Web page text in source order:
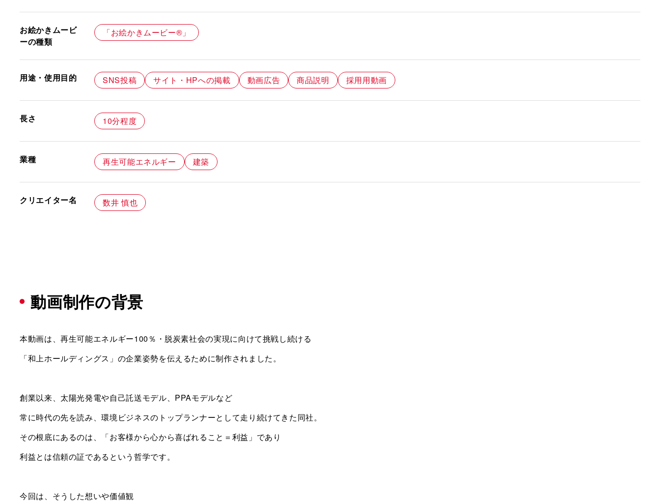
お絵かきムービ
ーの種類
「お絵かきムービー®」
用途・使用目的 SNS投稿 サイト・HPへの掲載 動画広告 商品説明 採用用動画
長さ 10分程度
業種 再生可能エネルギー 建築
クリエイター名 数井 慎也
動画制作の背景
本動画は、再生可能エネルギー100％・脱炭素社会の実現に向けて挑戦し続ける
「和上ホールディングス」の企業姿勢を伝えるために制作されました。
創業以来、太陽光発電や自己託送モデル、PPAモデルなど
常に時代の先を読み、環境ビジネスのトップランナーとして走り続けてきた同社。
その根底にあるのは、「お客様から心から喜ばれること＝利益」であり
利益とは信頼の証であるという哲学です。
今回は、そうした想いや価値観